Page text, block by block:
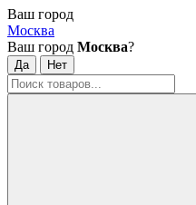
Ваш город
Москва
Ваш город Москва?